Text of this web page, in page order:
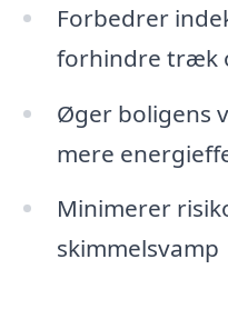
Forbedrer
forhindre træk
Øger boligens
mere
Minimerer
skimmelsvamp